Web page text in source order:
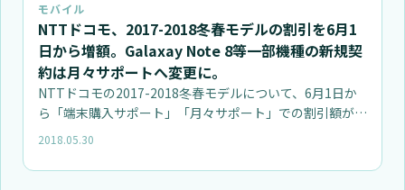
モバイル
NTTドコモ、2017-2018冬春モデルの割引を6月1
日から増額。Galaxay Note 8等一部機種の新規契
約は月々サポートへ変更に。
NTTドコモの2017-2018冬春モデルについて、6月1日か
ら「端末購入サポート」「月々サポート」での割引額が増
額にな…
2018.05.30